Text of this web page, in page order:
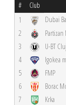
# Club
1 Dubai
2
3
U-BT
4
Igokea
5
FMP
6
Borac
7
Krka